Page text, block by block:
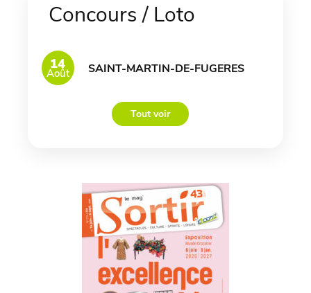
Concours / Loto
14
Août SAINT-MARTIN-DE-FUGERES
Tout voir